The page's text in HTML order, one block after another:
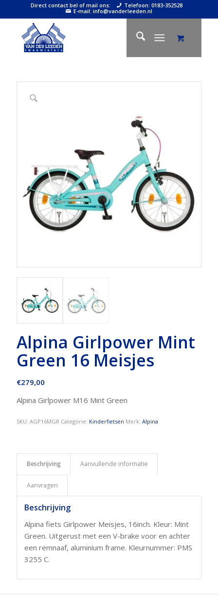
Direct contact bel of mail ons:
Telefoon: 0183-352528
E-mail: info@vanderleeden.nl
Alpina Girlpower Mint
Green 16 Meisjes
€279,00
Alpina Girlpower M16 Mint Green
SKU: AGP16MGR Categorie: Kinderfietsen Merk: Alpina
Beschrijving Aanvullende informatie
Aanvragen
Beschrijving
Alpina fiets Girlpower Meisjes, 16inch. Kleur: Mint
Green. Uitgerust met een V-brake voor en achter
een remnaaf, aluminium frame. Kleurnummer: PMS
3255 C.